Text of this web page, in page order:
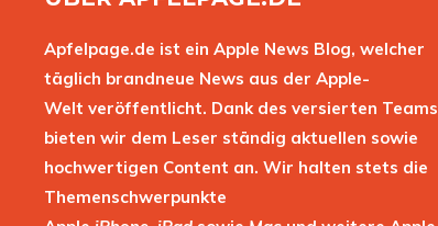
Apfelpage.de ist ein Apple News Blog, welcher
täglich brandneue News aus der Apple-
Welt veröffentlicht. Dank des versierten Teams
bieten wir dem Leser ständig aktuellen sowie
hochwertigen Content an. Wir halten stets die
Themenschwerpunkte